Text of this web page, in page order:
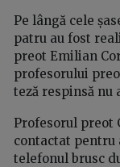
Pe lângă cele
patru au fost
preot Emilian
profesorului
teză respinsă
Profesorul preot
contactat pentru
telefonul brusc